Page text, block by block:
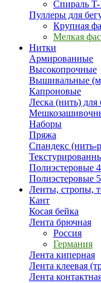
Спираль
Пуллеры для
Крупная
Мелкая
Нитки
Армированные
Высокопрочные
Вышивальные
Капроновые
Леска (нить) для
Наборы
Пряжа
Спандекс (нить-
Полиэстеровые
Полиэстеровые
Ленты, стропы,
Кант
Косая бейка
Лента брючная
Россия
Германия
Лента киперная
Лента клеевая
Лента